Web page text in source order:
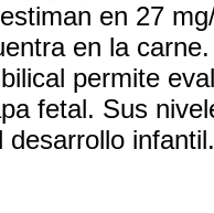
en 27
en la
permite
fetal. Sus
desarrollo infantil.